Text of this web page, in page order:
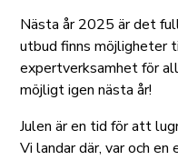
Nästa år 2025 är det
utbud finns möjligheter
expertverksamhet för
möjligt igen nästa år!
Julen är en tid för att
Vi landar där, var och